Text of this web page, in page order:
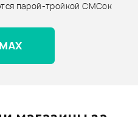
парой-тройкой СМСок